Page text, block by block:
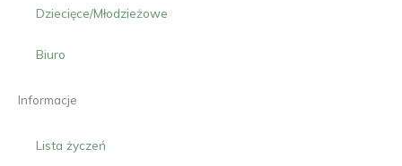
Dziecięce/Młodzieżowe
Biuro
Informacje
Lista życzeń